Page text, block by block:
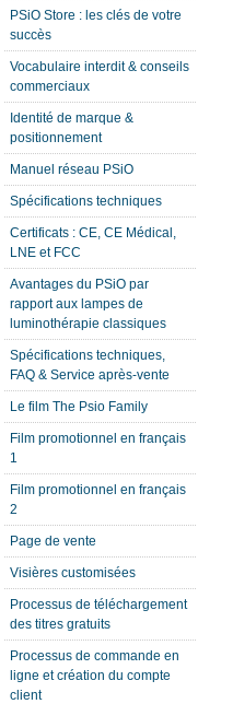
PSiO Store : les clés de votre
succès
Vocabulaire interdit & conseils
commerciaux
Identité de marque &
positionnement
Manuel réseau PSiO
Spécifications techniques
Certificats : CE, CE Médical,
LNE et FCC
Avantages du PSiO par
rapport aux lampes de
luminothérapie classiques
Spécifications techniques,
FAQ & Service après-vente
Le film The Psio Family
Film promotionnel en français
1
Film promotionnel en français
2
Page de vente
Visières customisées
Processus de téléchargement
des titres gratuits
Processus de commande en
ligne et création du compte
client